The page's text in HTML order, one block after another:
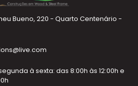
Bueno, 220 - Quarto Centenário -
à sexta: das 8:00h às 12:00h e